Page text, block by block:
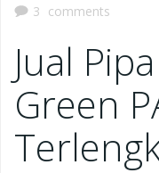
3 comments
Jual
Green